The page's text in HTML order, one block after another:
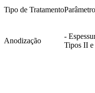
Tipo de Tratamento
Anodização
-
Tipos II